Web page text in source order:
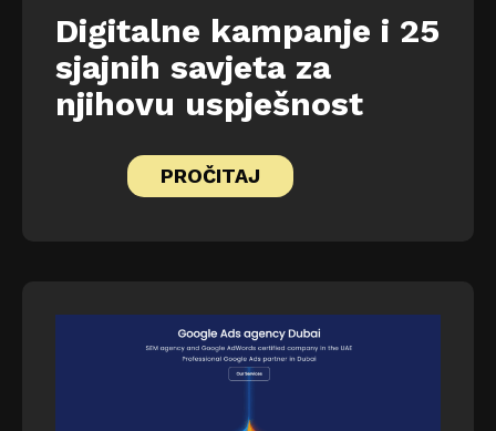
Digitalne kampanje i 25
sjajnih savjeta za
njihovu uspješnost
PROČITAJ